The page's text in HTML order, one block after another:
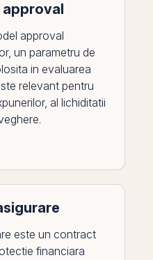
approval
approval
un parametru de
in evaluarea
relevant pentru
al lichiditatii
este un contract
financiara